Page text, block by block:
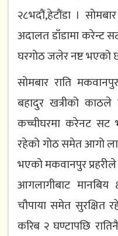
२८भदौं,हेटौंडा ।
अदालत डाँडामा करेन्ट
घरगोठ जलेर नष्ट भएको
सोमबार राति
बहादुर खत्रीको
कच्चीघरमा करेनट
रहेको गोठ समेत आगो
भएको मकवानपुर
आगलागीबाट
चौपाया समेत सुरक्षित
करिब २ घण्टापछि